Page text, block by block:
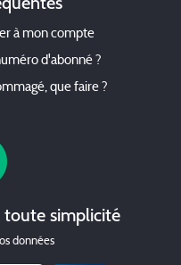
à mon compte
d'abonné ?
que faire ?
toute simplicité
données